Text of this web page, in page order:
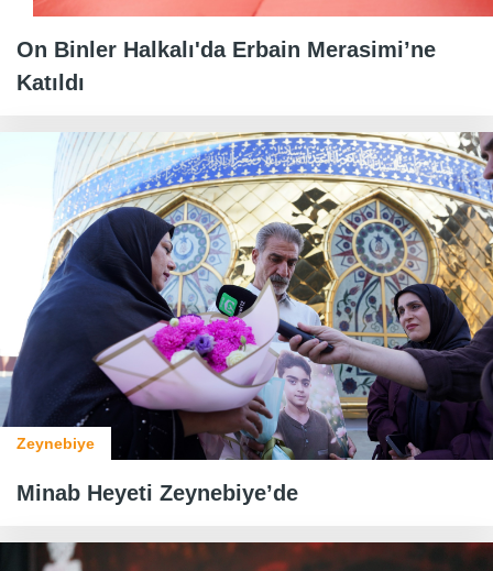
On Binler Halkalı'da Erbain Merasimi’ne
Katıldı
Zeynebiye
Minab Heyeti Zeynebiye’de